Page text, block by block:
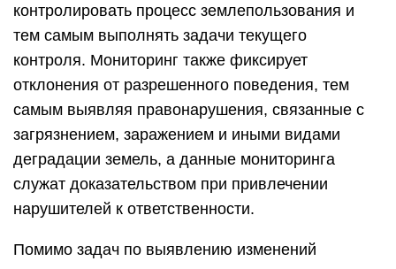
контролировать процесс землепользования и
тем самым выполнять задачи текущего
контроля. Мониторинг также фиксирует
отклонения от разрешенного поведения, тем
самым выявляя правонарушения, связанные с
загрязнением, заражением и иными видами
деградации земель, а данные мониторинга
служат доказательством при привлечении
нарушителей к ответственности.
Помимо задач по выявлению изменений